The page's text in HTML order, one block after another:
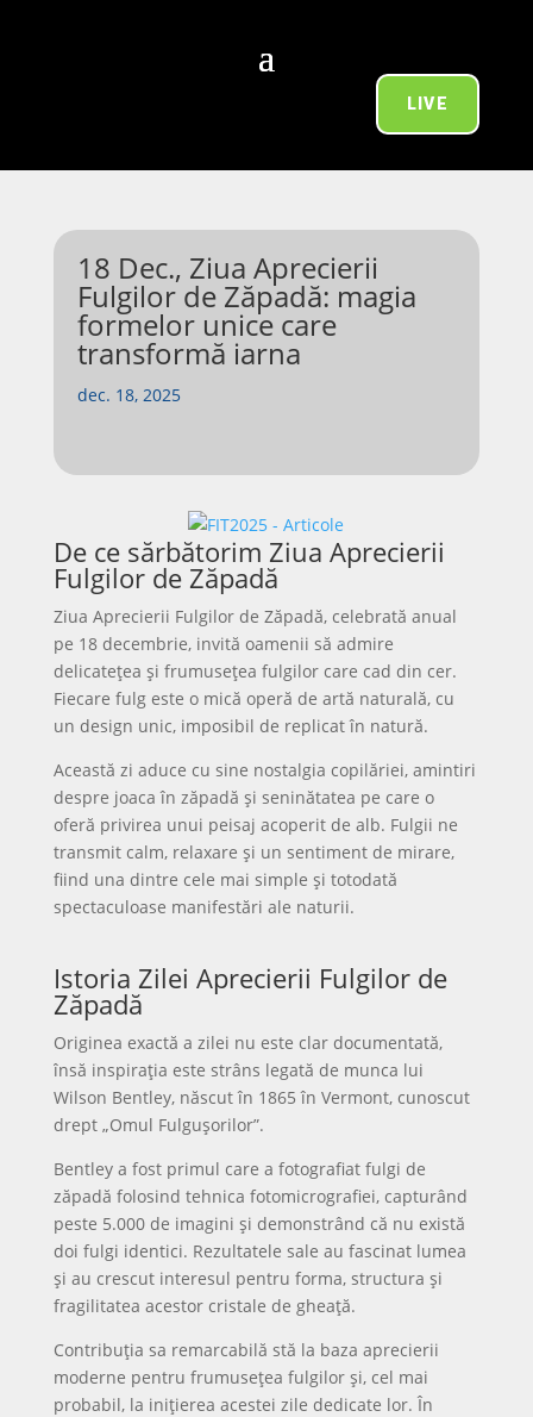
LIVE
18 Dec., Ziua Aprecierii
Fulgilor de Zăpadă: magia
formelor unice care
transformă iarna
dec. 18, 2025
De ce sărbătorim Ziua Aprecierii
Fulgilor de Zăpadă
Ziua Aprecierii Fulgilor de Zăpadă, celebrată anual
pe 18 decembrie, invită oamenii să admire
delicatețea și frumusețea fulgilor care cad din cer.
Fiecare fulg este o mică operă de artă naturală, cu
un design unic, imposibil de replicat în natură.
Această zi aduce cu sine nostalgia copilăriei, amintiri
despre joaca în zăpadă și seninătatea pe care o
oferă privirea unui peisaj acoperit de alb. Fulgii ne
transmit calm, relaxare și un sentiment de mirare,
fiind una dintre cele mai simple și totodată
spectaculoase manifestări ale naturii.
Istoria Zilei Aprecierii Fulgilor de
Zăpadă
Originea exactă a zilei nu este clar documentată,
însă inspirația este strâns legată de munca lui
Wilson Bentley, născut în 1865 în Vermont, cunoscut
drept „Omul Fulgușorilor”.
Bentley a fost primul care a fotografiat fulgi de
zăpadă folosind tehnica fotomicrografiei, capturând
peste 5.000 de imagini și demonstrând că nu există
doi fulgi identici. Rezultatele sale au fascinat lumea
și au crescut interesul pentru forma, structura și
fragilitatea acestor cristale de gheață.
Contribuția sa remarcabilă stă la baza aprecierii
moderne pentru frumusețea fulgilor și, cel mai
probabil, la inițierea acestei zile dedicate lor. În